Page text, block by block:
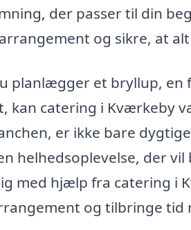
der passer til din
og sikre, at
planlægger et bryllup,
kan catering i Kværkeby
er ikke bare
helhedsoplevelse, der
med hjælp fra catering i
og tilbringe tid